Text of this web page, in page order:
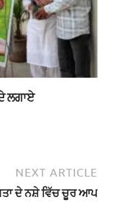
ਲਗਾਏ
NEXT ARTICLE
ਦੇ ਨਸ਼ੇ ਵਿੱਚ ਚੂਰ ਆਪ